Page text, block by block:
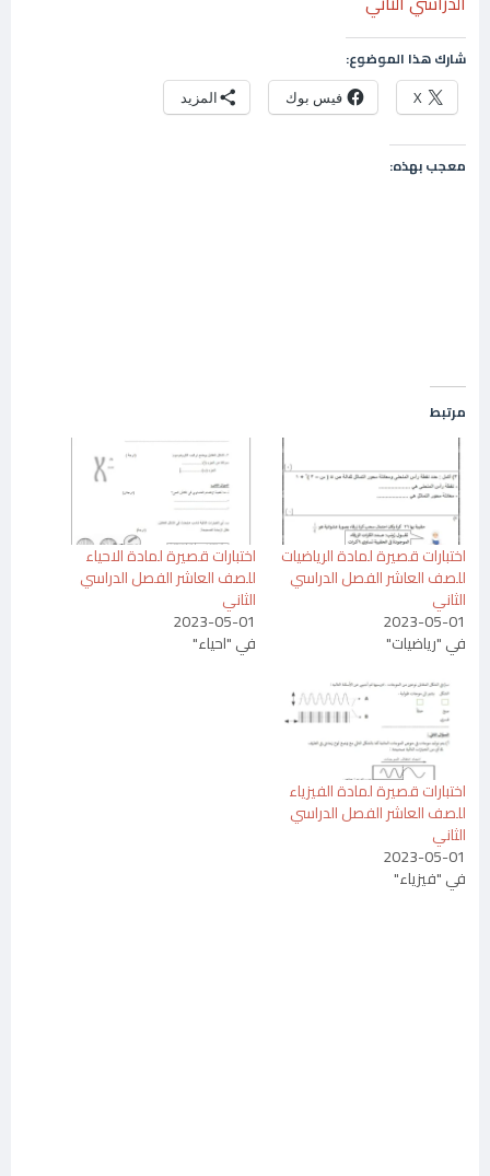
شارك هذا الموضوع:
X فيس بوك المزيد
معجب بهذه:
مرتبط
اختبارات قصيرة لمادة الرياضيات
للصف العاشر الفصل الدراسي
الثاني
2023-05-01
في "رياضيات"
اختبارات قصيرة لمادة الاحياء
للصف العاشر الفصل الدراسي
الثاني
2023-05-01
في "احياء"
اختبارات قصيرة لمادة الفيزياء
للصف العاشر الفصل الدراسي
الثاني
2023-05-01
في "فيزياء"